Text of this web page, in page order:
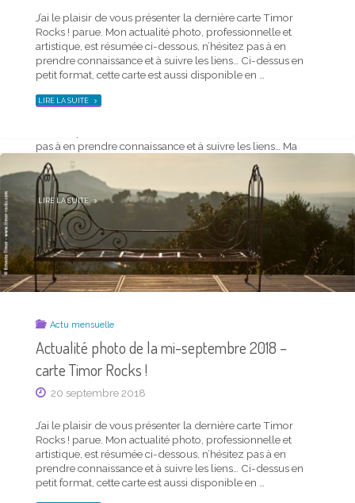
Saison Timor automne 2020 – carte postale et
news du trimestre
20 septembre 2020
J’ai le plaisir de vous présenter la dernière carte
pas à en prendre connaissance et à suivre les liens… Ma
carte trimestrielle, ci-dessus en petit format, est aussi
téléchargeable en plus grand d’un …
LIRE LA SUITE"SAISON
TIMOR
AUTOMNE
2020
–
CARTE
POSTALE
ET
NEWS
DU
TRIMESTRE"
Actu mensuelle
Saison Timor été 2020 – carte postale et news
du trimestre
J’ai le plaisir de vous présenter la dernière carte Timor
Rocks ! parue. Mon actualité photo, professionnelle et
artistique, est résumée ci-dessous, n’hésitez pas à en
prendre connaissance et à suivre les liens… Ci-dessus en
petit format, cette carte est aussi disponible en …
LIRE LA SUITE"ACTUALITÉ
PHOTO
2018
–
ROCKS !"
Actu mensuelle
Actualité photo de la mi-septembre 2018 –
carte Timor Rocks !
20 septembre 2018
J’ai le plaisir de vous présenter la dernière carte Timor
Rocks ! parue. Mon actualité photo, professionnelle et
artistique, est résumée ci-dessous, n’hésitez pas à en
prendre connaissance et à suivre les liens… Ci-dessus en
petit format, cette carte est aussi disponible en …